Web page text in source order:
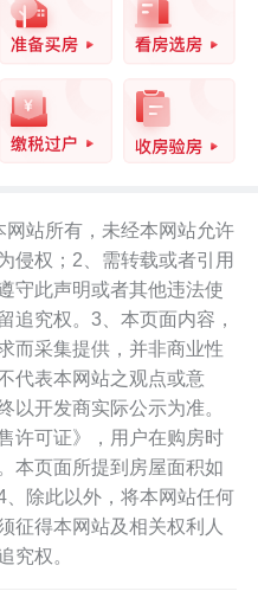
”。（
具体**划分以当年教
坪山区坪联路和金
熙玥湾推建面约7
低单价约3.08万/㎡
站所有，未经本网站允许
侵权；2、需转载或者引用
守此声明或者其他违法使
追究权。3、本页面内容，
而采集提供，并非商业性
代表本网站之观点或意
以开发商实际公示为准。
许可证》，用户在购房时
本页面所提到房屋面积如
除此以外，将本网站任何
征得本网站及相关权利人
究权。